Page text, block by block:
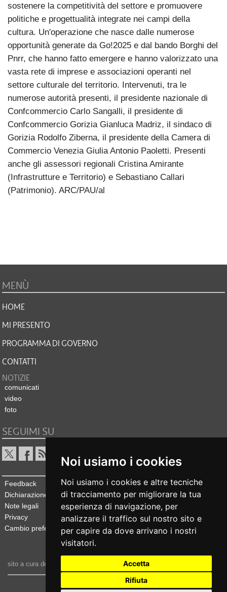
Noi usiamo i cookies
Noi usiamo i cookies e altre tecniche
di tracciamento per migliorare la tua
esperienza di navigazione, per
analizzare il traffico sul nostro sito e
per capire da dove arrivano i nostri
visitatori.
Accetta
Rifiuta
sostenere la competitività del settore e promuovere
politiche e progettualità integrate nei campi della
cultura. Un'operazione che nasce dalle numerose
opportunità generate da Go!2025 e dal bando Borghi del
Pnrr, che hanno fatto emergere e hanno valorizzato una
vasta rete di imprese e associazioni operanti nel
settore culturale del territorio. Intervenuti, tra le
numerose autorità presenti, il presidente nazionale di
Confcommercio Carlo Sangalli, il presidente di
Confcommercio Gorizia Gianluca Madriz, il sindaco di
Gorizia Rodolfo Ziberna, il presidente della Camera di
Commercio Venezia Giulia Antonio Paoletti. Presenti
anche gli assessori regionali Cristina Amirante
(Infrastrutture e Territorio) e Sebastiano Callari
(Patrimonio). ARC/PAU/al
MENÙ
HOME
MI PRESENTO
PROGRAMMA DI GOVERNO
CONTATTI
NOTIZIE
comunicati
video
foto
SEGUIMI SU
Feedback
Dichiarazione di accessibilità
Note legali
Privacy
Cambio preferenze cookie
sito a cura dell' Ufficio stampa e comunicazione